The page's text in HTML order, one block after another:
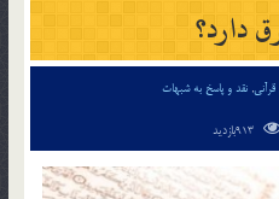
دارد؟
, نقد و پاسخ به شبهات